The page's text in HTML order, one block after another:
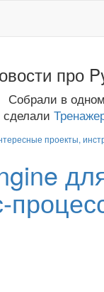
про
Собрали в
сделали
проекты,